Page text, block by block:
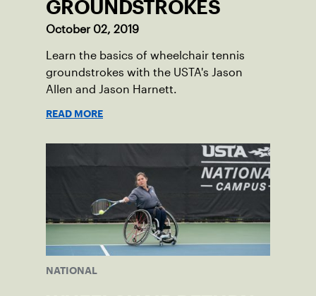
GROUNDSTROKES
October 02, 2019
Learn the basics of wheelchair tennis
groundstrokes with the USTA's Jason
Allen and Jason Harnett.
READ MORE
NATIONAL